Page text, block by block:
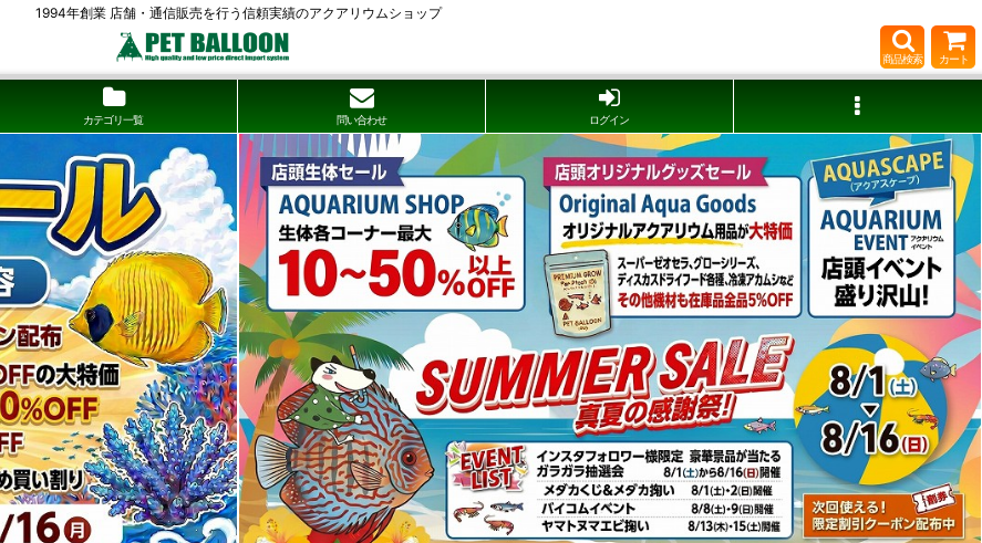
1994年創業 店舗・通信販売を行う信頼実績のアクアリウムショップ
商品検索 カート
カテゴリ一覧 問い合わせ ログイン